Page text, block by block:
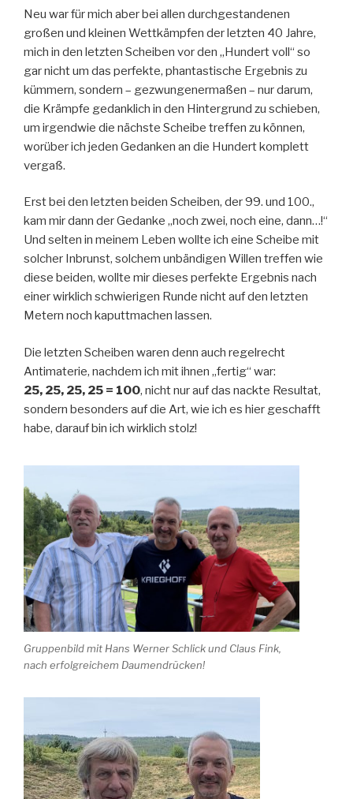
Neu war für mich aber bei allen durchgestandenen
großen und kleinen Wettkämpfen der letzten 40 Jahre,
mich in den letzten Scheiben vor den „Hundert voll“ so
gar nicht um das perfekte, phantastische Ergebnis zu
kümmern, sondern – gezwungenermaßen – nur darum,
die Krämpfe gedanklich in den Hintergrund zu schieben,
um irgendwie die nächste Scheibe treffen zu können,
worüber ich jeden Gedanken an die Hundert komplett
vergaß.
Erst bei den letzten beiden Scheiben, der 99. und 100.,
kam mir dann der Gedanke „noch zwei, noch eine, dann…!“
Und selten in meinem Leben wollte ich eine Scheibe mit
solcher Inbrunst, solchem unbändigen Willen treffen wie
diese beiden, wollte mir dieses perfekte Ergebnis nach
einer wirklich schwierigen Runde nicht auf den letzten
Metern noch kaputtmachen lassen.
Die letzten Scheiben waren denn auch regelrecht
Antimaterie, nachdem ich mit ihnen „fertig“ war:
25, 25, 25, 25 = 100, nicht nur auf das nackte Resultat,
sondern besonders auf die Art, wie ich es hier geschafft
habe, darauf bin ich wirklich stolz!
Gruppenbild mit Hans Werner Schlick und Claus Fink,
nach erfolgreichem Daumendrücken!